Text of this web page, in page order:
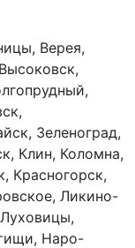
Верея,
Зеленоград,
Клин, Коломна,
Красногорск,
Ликино-
Наро-